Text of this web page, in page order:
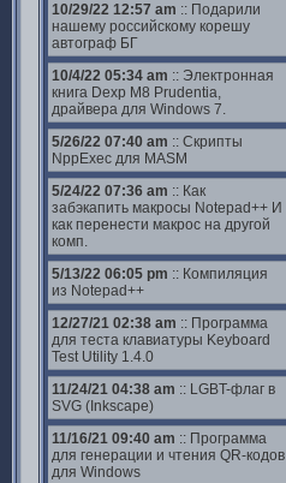
10/29/22 12:57 am :: Подарили
нашему российскому корешу
автограф БГ
10/4/22 05:34 am :: Электронная
книга Dexp M8 Prudentia,
драйвера для Windows 7.
5/26/22 07:40 am :: Скрипты
NppExec для MASM
5/24/22 07:36 am :: Как
забэкапить макросы Notepad++ И
как перенести макрос на другой
комп.
5/13/22 06:05 pm :: Компиляция
из Notepad++
12/27/21 02:38 am :: Программа
для теста клавиатуры Keyboard
Test Utility 1.4.0
11/24/21 04:38 am :: LGBT-флаг в
SVG (Inkscape)
11/16/21 09:40 am :: Программа
для генерации и чтения QR-кодов
для Windows